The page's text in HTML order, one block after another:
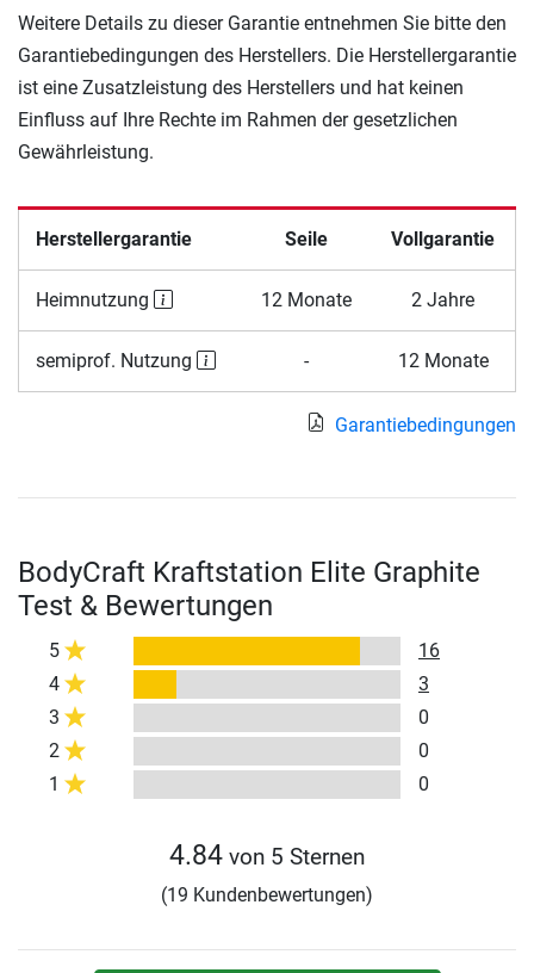
Weitere Details zu dieser Garantie entnehmen Sie bitte den
Garantiebedingungen des Herstellers. Die Herstellergarantie
ist eine Zusatzleistung des Herstellers und hat keinen
Einfluss auf Ihre Rechte im Rahmen der gesetzlichen
Gewährleistung.
Herstellergarantie Seile Vollgarantie
Heimnutzung 12 Monate 2 Jahre
semiprof. Nutzung - 12 Monate
Garantiebedingungen
BodyCraft Kraftstation Elite Graphite
Test & Bewertungen
5
16
4
3
3
0
2
0
1
0
4.84 von 5 Sternen
(19 Kundenbewertungen)